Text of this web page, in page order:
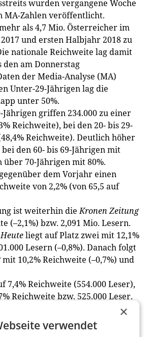
wurden vergangene Woche
MA-Zahlen veröffentlicht.
als 4,7 Mio. Österreicher im
und ersten Halbjahr 2018 zu
nationale Reichweite lag damit
den am Donnerstag
der Media-Analyse (MA)
Unter-29-Jährigen lag die
unter 50%.
Jährigen griffen 234.000 zu einer
Reichweite), bei den 20- bis 29-
Reichweite). Deutlich höher
den 60- bis 69-Jährigen mit
über 70-Jährigen mit 80%.
dem Vorjahr einen
von 2,2% (von 65,5 auf
ist weiterhin dieKronen Zeitung
(–2,1%) bzw. 2,091 Mio. Lesern.
Heuteliegt auf Platz zwei mit 12,1%
Lesern (–0,8%). Danach folgt
mit 10,2% Reichweite (–0,7%) und
7,4% Reichweite (554.000 Leser),
Reichweite bzw. 525.000 Leser.
die Tageszeitung
mit
512.000 Lesern, die
Nachrichten(4,9%, 367.000
×
verwendet